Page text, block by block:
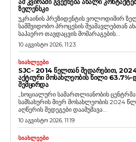
ᲖᲔᲚᲔᲜᲡᲙᲘ
უკრაინის პრეზიდენტის ვოლოდიმირ
სამშვიდობო პროცესის შუამავლებთან
საჰაერო თავდაცვის მომარაგების...
10 აგვისტო 2026, 11:23
ᲡᲘᲐᲮᲚᲔᲔᲑᲘ
SJC- 2014 ᲬᲔᲚᲗᲐᲜ ᲨᲔᲓᲐᲠᲔᲑᲘᲗ,
ᲐᲥᲢᲘᲣᲠᲘ ᲛᲝᲡᲐᲮᲚᲔᲝᲑᲘᲡ ᲬᲘᲚᲘ 63.7%-
ᲨᲔᲛᲪᲘᲠᲓᲐ
„სოციალური სამართლიანობის
სამსახურის მიერ მოსახლეობის 2024
აღწერის შედეგები დაამუშავა...
10 აგვისტო 2026, 11:19
ᲡᲘᲐᲮᲚᲔᲔᲑᲘ